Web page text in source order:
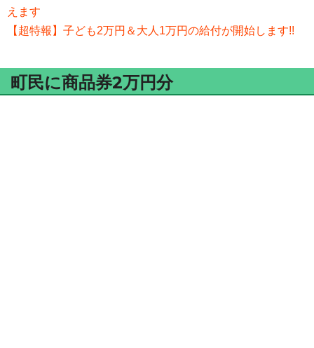
えます
【超特報】子ども2万円＆大人1万円の給付が開始します!!
町民に商品券2万円分